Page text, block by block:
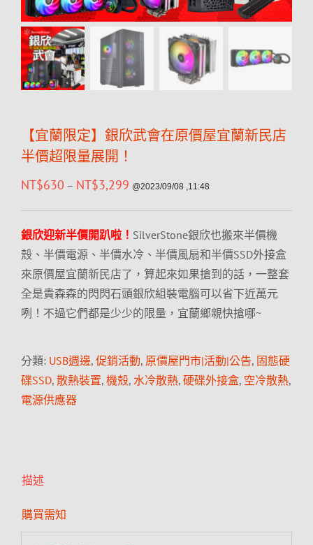
【宜蘭限定】銀欣武會在原價屋宜蘭新民店
半價超限量展開！
NT$630 – NT$3,299 @2023/09/08 ,11:48
銀欣迎新半價開趴啦！ SilverStone銀欣也搬來半價機
殼、半價電源、半價水冷、半價風扇和半價SSD外接盒
來原價屋宜蘭新民店了，算起來如果搶到的話，一整套
全是貴森森的閃閃石頭銀欣組裝電腦可以省下近萬元
咧！不過它們都是少少的限量，宜蘭鄉親快搶哪~
分類: USB週邊, 促銷活動, 原價屋門市|活動|公告, 固態硬
碟SSD, 散熱裝置, 機殼, 水冷散熱, 硬碟外接盒, 空冷散熱,
電源供應器
描述
購買需知